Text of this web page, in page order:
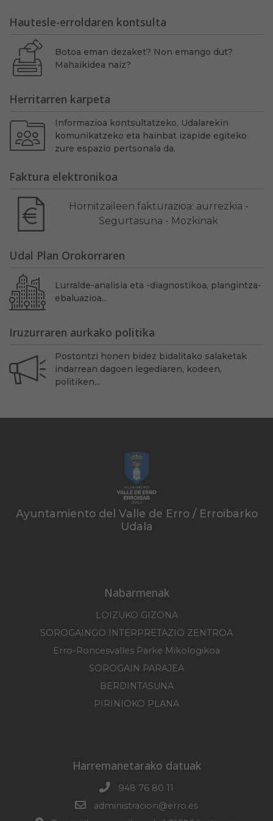
Hautesle-erroldaren kontsulta
Botoa eman dezaket? Non emango dut?
Mahaikidea naiz?
Herritarren karpeta
Informazioa kontsultatzeko, Udalarekin
komunikatzeko eta hainbat izapide egiteko
zure espazio pertsonala da.
Faktura elektronikoa
Hornitzaileen fakturazioa: aurrezkia -
Segurtasuna - Mozkinak
Udal Plan Orokorraren
Lurralde-analisia eta -diagnostikoa, plangintza-
ebaluazioa...
Iruzurraren aurkako politika
Postontzi honen bidez bidalitako salaketak
indarrean dagoen legediaren, kodeen,
politiken...
Ayuntamiento del Valle de Erro / Erroibarko
Udala
Nabarmenak
LOIZUKO GIZONA
SOROGAINGO INTERPRETAZIO ZENTROA
Erro-Roncesvalles Parke Mikologikoa
SOROGAIN PARAJEA
BERDINTASUNA
PIRINIOKO PLANA
Harremanetarako datuak
948 76 80 11
administracion@erro.es